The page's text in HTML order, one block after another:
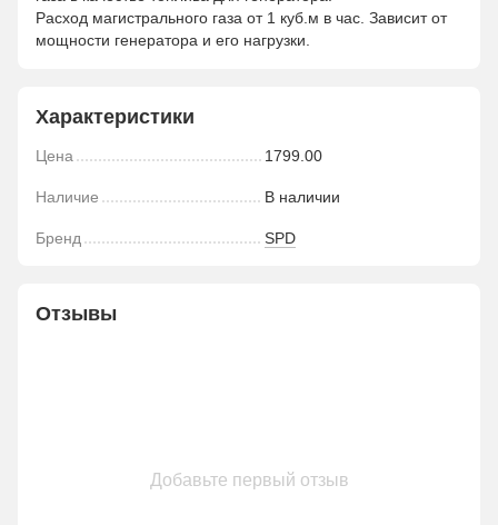
Расход магистрального газа от 1 куб.м в час. Зависит от
мощности генератора и его нагрузки.
Характеристики
Цена 1799.00
Наличие В наличии
Бренд SPD
Отзывы
Добавьте первый отзыв